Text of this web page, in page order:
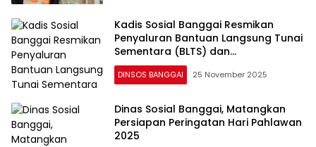
Kadis Sosial Banggai Resmikan
Penyaluran Bantuan Langsung Tunai
Sementara (BLTS) dan
Kesejahteraan Masyarakat (Kesra)
di Luwuk
DINSOS BANGGAI 25 November 2025
Dinas Sosial Banggai, Matangkan
Persiapan Peringatan Hari Pahlawan
2025